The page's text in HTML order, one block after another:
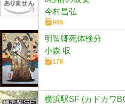
今村昌弘
965
明智卿死体検分
小森 収
178
横浜駅SF (カドカワ